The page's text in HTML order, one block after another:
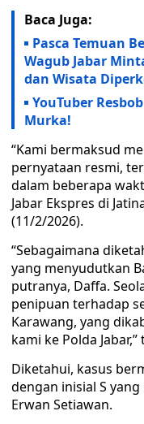
Baca Juga:
Pasca Temuan
Wagub Jabar
dan Wisata
YouTuber
Murka!
“Kami bermaksud
pernyataan resmi,
dalam beberapa
Jabar Ekspres di
(11/2/2026).
“Sebagaimana
yang menyudutkan
putranya, Daffa.
penipuan terhadap
Karawang, yang
kami ke Polda
Diketahui, kasus
dengan inisial S
Erwan Setiawan.